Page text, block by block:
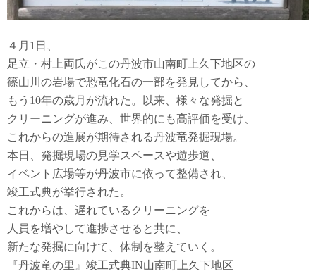
４月1日、
足立・村上両氏がこの丹波市山南町上久下地区の
篠山川の岩場で恐竜化石の一部を発見してから、
もう10年の歳月が流れた。以来、様々な発掘と
クリーニングが進み、世界的にも高評価を受け、
これからの進展が期待される丹波竜発掘現場。
本日、発掘現場の見学スペースや遊歩道、
イベント広場等が丹波市に依って整備され、
竣工式典が挙行された。
これからは、遅れているクリーニングを
人員を増やして進捗させると共に、
新たな発掘に向けて、体制を整えていく。
『丹波竜の里』竣工式典IN山南町上久下地区